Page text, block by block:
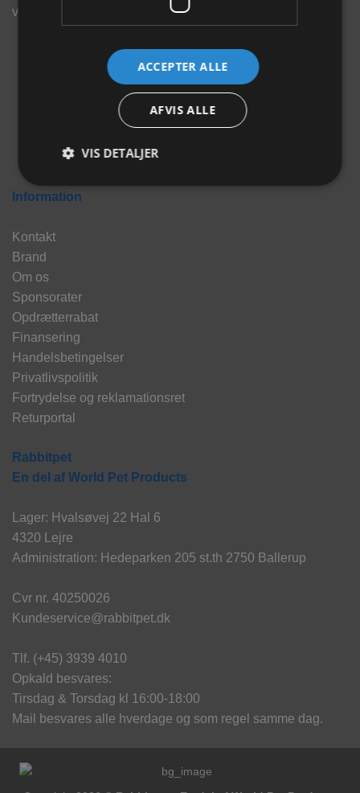
vores seneste information, produkter og tilbud.
Information
Kontakt
Brand
Om os
Sponsorater
Opdrætterrabat
Finansering
Handelsbetingelser
Privatlivspolitik
Fortrydelse og reklamationsret
Returportal
Rabbitpet
En del af World Pet Products
Lager: Hvalsøvej 22 Hal 6
4320 Lejre
Administration: Hedeparken 205 st.th 2750 Ballerup
Cvr nr. 40250026
Kundeservice@rabbitpet.dk
Tlf. (+45) 3939 4010
Opkald besvares:
Tirsdag & Torsdag kl 16:00-18:00
Mail besvares alle hverdage og som regel samme dag.
ACCEPTER ALLE
AFVIS ALLE
VIS DETALJER